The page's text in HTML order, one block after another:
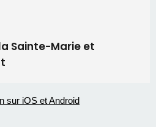
Sainte-Marie et